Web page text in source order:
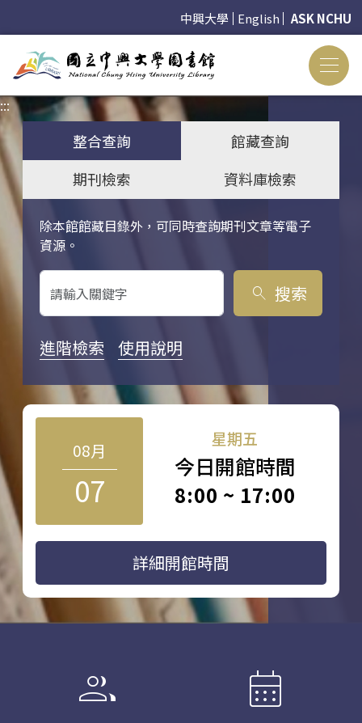
中興大學 English ASK NCHU
:::
整合查詢
館藏查詢
期刊檢索
資料庫檢索
除本館館藏目錄外，可同時查詢期刊文章等電子
資源。
關鍵字搜尋
search 搜索
進階檢索 使用說明
08月
07
星期五
今日開館時間
8:00 ~ 17:00
詳細開館時間
group calendar_month